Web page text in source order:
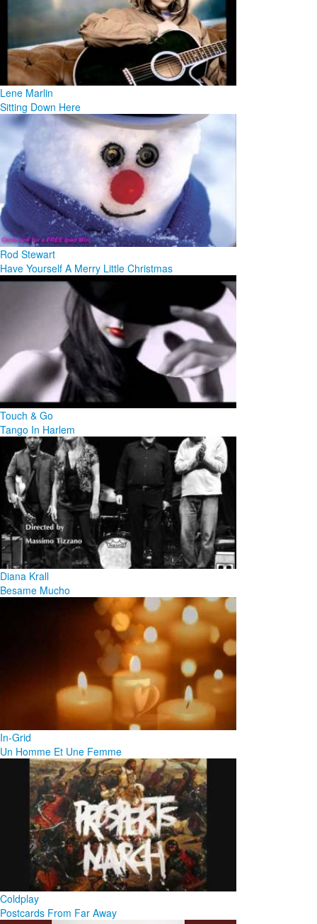
Lene Marlin
Sitting Down Here
Rod Stewart
Have Yourself A Merry Little Christmas
Touch & Go
Tango In Harlem
Diana Krall
Besame Mucho
In-Grid
Un Homme Et Une Femme
Coldplay
Postcards From Far Away